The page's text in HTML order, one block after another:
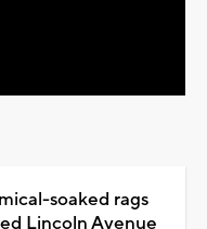
soaked rags
Lincoln Avenue